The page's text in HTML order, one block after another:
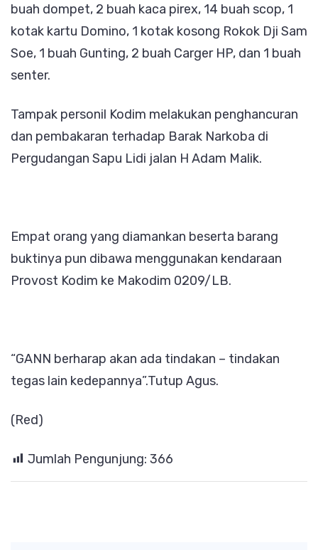
buah dompet, 2 buah kaca pirex, 14 buah scop, 1
kotak kartu Domino, 1 kotak kosong Rokok Dji Sam
Soe, 1 buah Gunting, 2 buah Carger HP, dan 1 buah
senter.
Tampak personil Kodim melakukan penghancuran
dan pembakaran terhadap Barak Narkoba di
Pergudangan Sapu Lidi jalan H Adam Malik.
Empat orang yang diamankan beserta barang
buktinya pun dibawa menggunakan kendaraan
Provost Kodim ke Makodim 0209/LB.
“GANN berharap akan ada tindakan – tindakan
tegas lain kedepannya”.Tutup Agus.
(Red)
Jumlah Pengunjung: 366